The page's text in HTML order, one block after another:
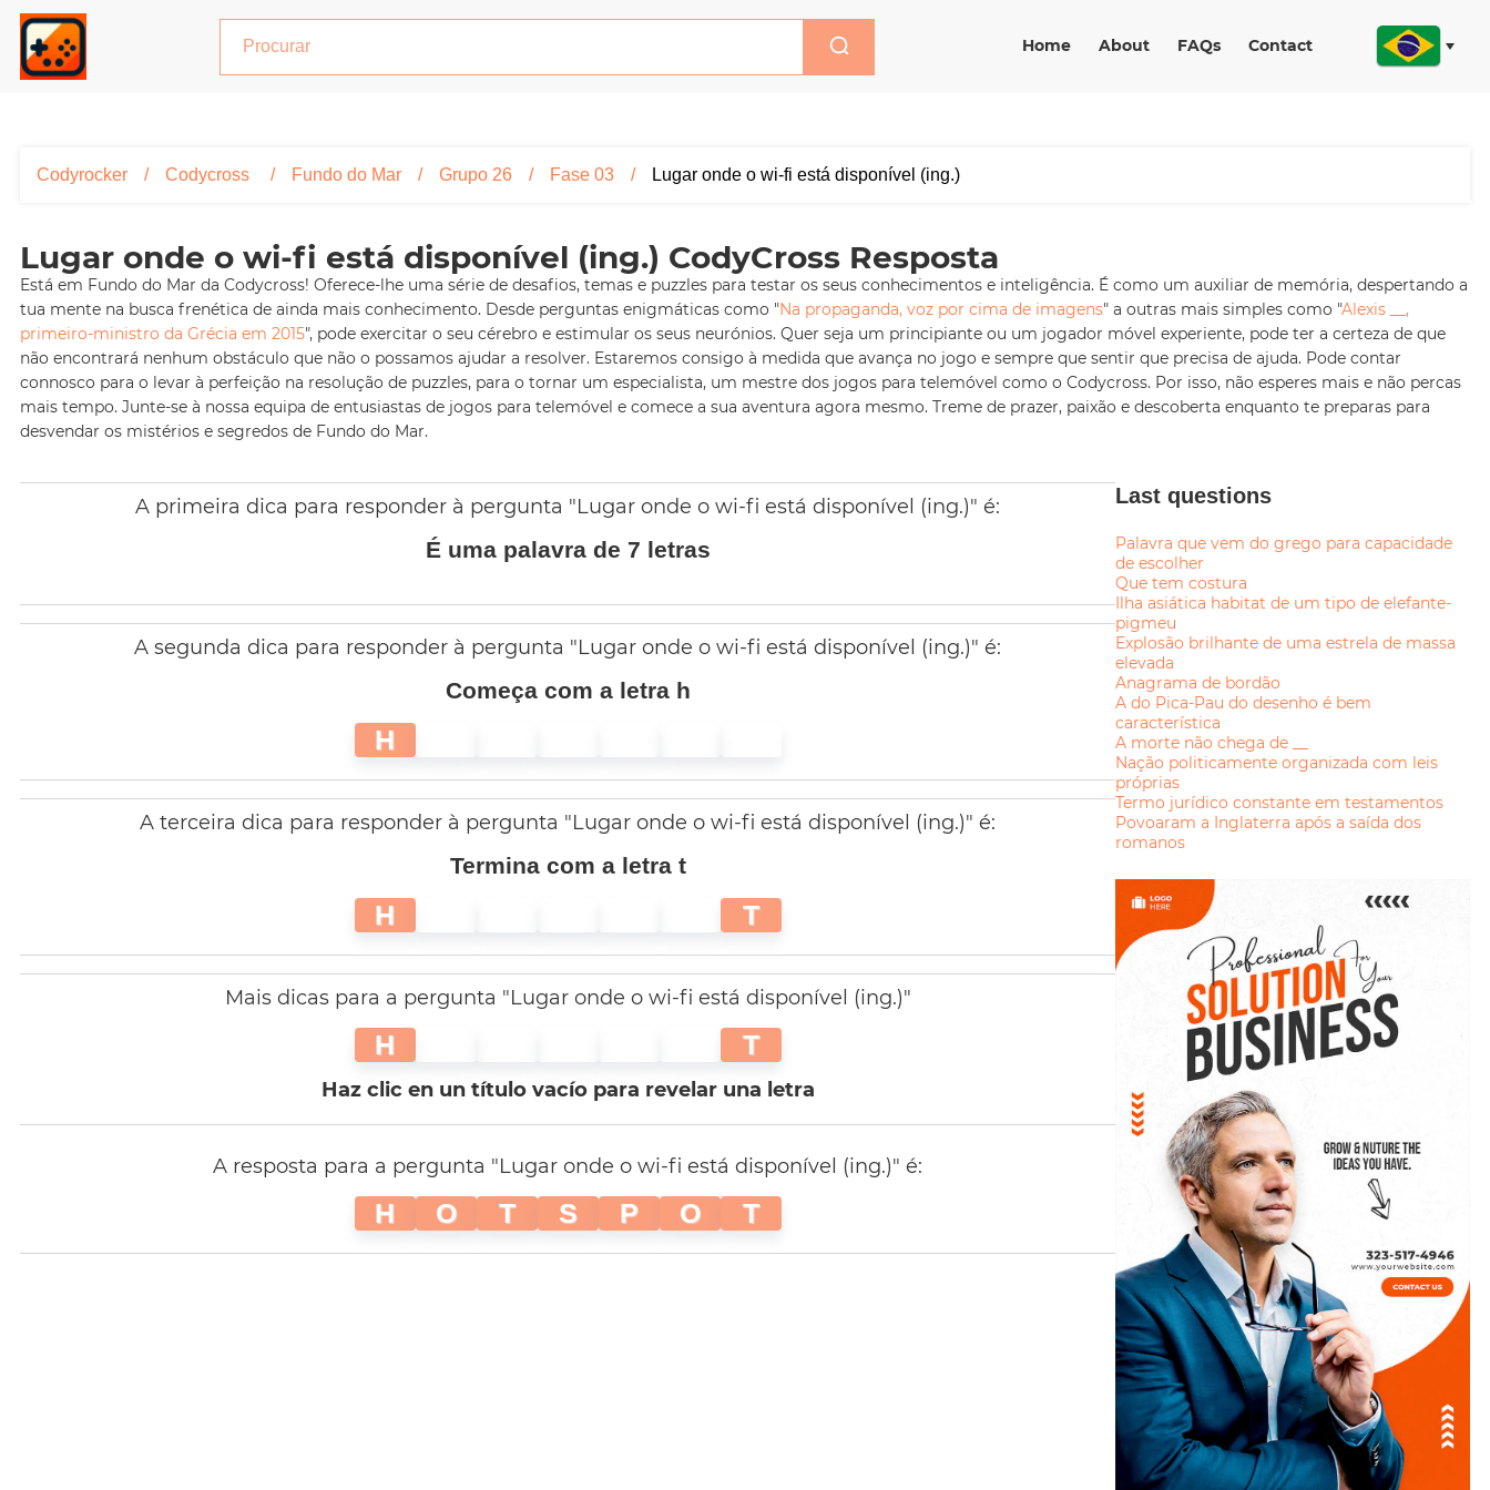
Home About FAQs Contact
Codyrocker Codycross Fundo do Mar Grupo 26 Fase 03 Lugar onde o wi-fi está disponível (ing.)
Lugar onde o wi-fi está disponível (ing.) CodyCross Resposta
Está em Fundo do Mar da Codycross! Oferece-lhe uma série de desafios, temas e puzzles para testar os seus conhecimentos e inteligência. É como um auxiliar de memória, despertando a
tua mente na busca frenética de ainda mais conhecimento. Desde perguntas enigmáticas como "Na propaganda, voz por cima de imagens" a outras mais simples como "Alexis __,
primeiro-ministro da Grécia em 2015", pode exercitar o seu cérebro e estimular os seus neurónios. Quer seja um principiante ou um jogador móvel experiente, pode ter a certeza de que
não encontrará nenhum obstáculo que não o possamos ajudar a resolver. Estaremos consigo à medida que avança no jogo e sempre que sentir que precisa de ajuda. Pode contar
connosco para o levar à perfeição na resolução de puzzles, para o tornar um especialista, um mestre dos jogos para telemóvel como o Codycross. Por isso, não esperes mais e não percas
mais tempo. Junte-se à nossa equipa de entusiastas de jogos para telemóvel e comece a sua aventura agora mesmo. Treme de prazer, paixão e descoberta enquanto te preparas para
desvendar os mistérios e segredos de Fundo do Mar.
A primeira dica para responder à pergunta "Lugar onde o wi-fi está disponível (ing.)" é:
É uma palavra de 7 letras
A segunda dica para responder à pergunta "Lugar onde o wi-fi está disponível (ing.)" é:
Começa com a letra h
H
A terceira dica para responder à pergunta "Lugar onde o wi-fi está disponível (ing.)" é:
Termina com a letra t
H T
Mais dicas para a pergunta "Lugar onde o wi-fi está disponível (ing.)"
H T
Haz clic en un título vacío para revelar una letra
A resposta para a pergunta "Lugar onde o wi-fi está disponível (ing.)" é:
H O T S P O T
Last questions
Palavra que vem do grego para capacidade
de escolher
Que tem costura
Ilha asiática habitat de um tipo de elefante-
pigmeu
Explosão brilhante de uma estrela de massa
elevada
Anagrama de bordão
A do Pica-Pau do desenho é bem
característica
A morte não chega de __
Nação politicamente organizada com leis
próprias
Termo jurídico constante em testamentos
Povoaram a Inglaterra após a saída dos
romanos